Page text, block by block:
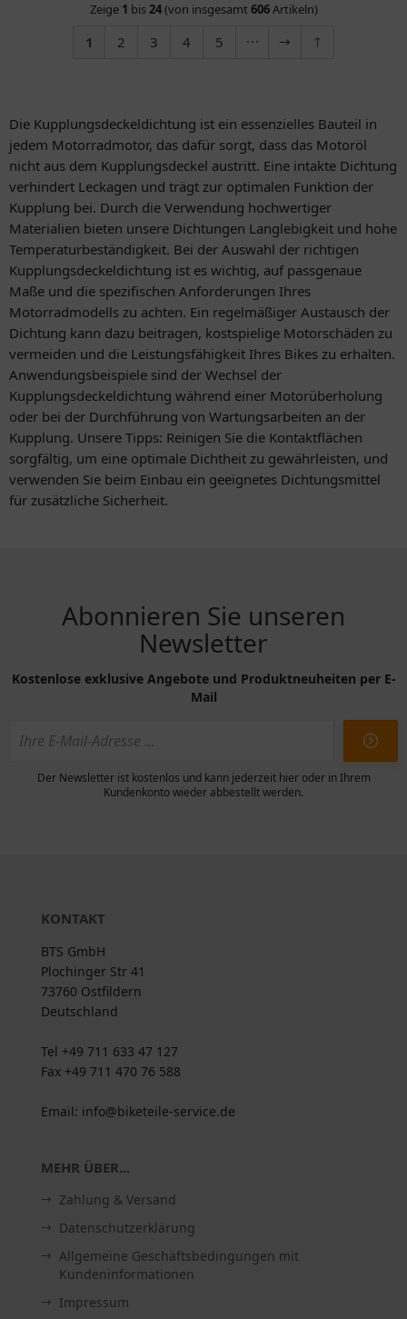
Zeige 1 bis24(von insgesamt 606Artikeln)
1 2 3 4 5
Die Kupplungsdeckeldichtung ist ein essenzielles Bauteil in
jedem Motorradmotor, das dafür sorgt, dass das Motoröl
nicht aus dem Kupplungsdeckel austritt. Eine intakte Dichtung
verhindert Leckagen und trägt zur optimalen Funktion der
Kupplung bei. Durch die Verwendung hochwertiger
Materialien bieten unsere Dichtungen Langlebigkeit und hohe
Temperaturbeständigkeit. Bei der Auswahl der richtigen
Kupplungsdeckeldichtung ist es wichtig, auf passgenaue
Maße und die spezifischen Anforderungen Ihres
Motorradmodells zu achten. Ein regelmäßiger Austausch der
Dichtung kann dazu beitragen, kostspielige Motorschäden zu
vermeiden und die Leistungsfähigkeit Ihres Bikes zu erhalten.
Anwendungsbeispiele sind der Wechsel der
Kupplungsdeckeldichtung während einer Motorüberholung
oder bei der Durchführung von Wartungsarbeiten an der
Kupplung. Unsere Tipps: Reinigen Sie die Kontaktflächen
sorgfältig, um eine optimale Dichtheit zu gewährleisten, und
verwenden Sie beim Einbau ein geeignetes Dichtungsmittel
für zusätzliche Sicherheit.
Abonnieren Sie unseren
Newsletter
Kostenlose exklusive Angebote und Produktneuheiten per E-
Mail
Der Newsletter ist kostenlos und kann jederzeit hier oder in Ihrem
Kundenkonto wieder abbestellt werden.
KONTAKT
BTS GmbH
Plochinger Str 41
73760 Ostfildern
Deutschland
Tel +49 711 633 47 127
Fax +49 711 470 76 588
Email: info@biketeile-service.de
MEHR ÜBER...
Zahlung & Versand
Datenschutzerklärung
Allgemeine Geschäftsbedingungen mit
Kundeninformationen
Impressum